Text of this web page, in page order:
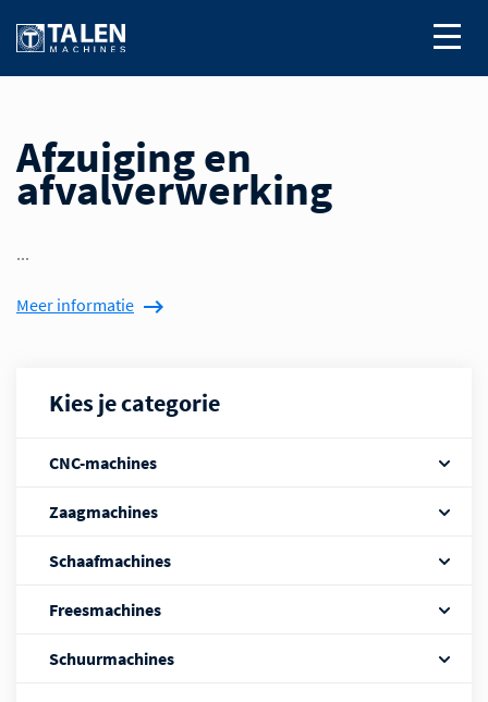
Afzuiging en
afvalverwerking
...
Meer informatie
Kies je categorie
CNC-machines
Zaagmachines
Schaafmachines
Freesmachines
Schuurmachines